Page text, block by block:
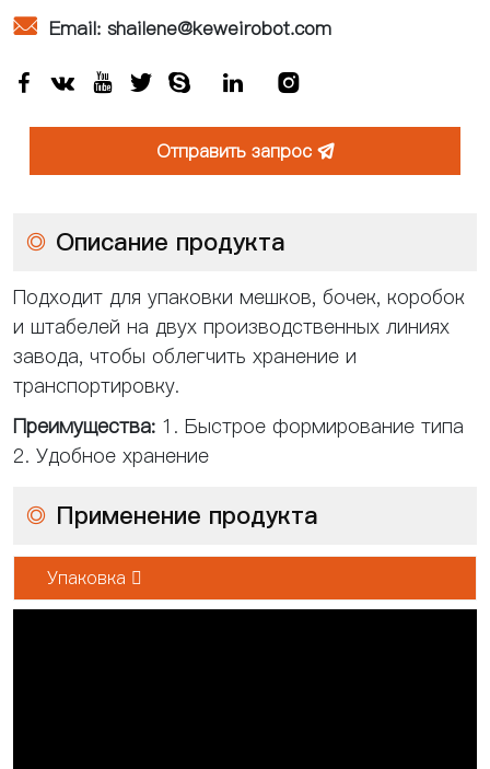
 Email: shailene@keweirobot.com
      
Отправить запрос 
◎ Описание продукта
Подходит для упаковки мешков, бочек, коробок
и штабелей на двух производственных линиях
завода, чтобы облегчить хранение и
транспортировку.
Преимущества: 1. Быстрое формирование типа
2. Удобное хранение
◎ Применение продукта
Упаковка 